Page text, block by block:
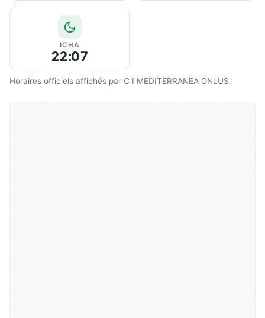
ICHA
22:07
Horaires officiels affichés par C I MEDITERRANEA ONLUS.